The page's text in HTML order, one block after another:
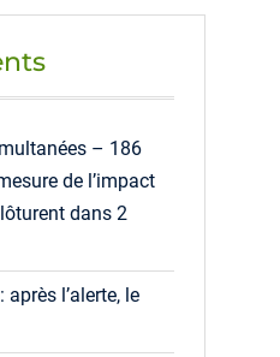
– 186
de l’impact
dans 2
après l’alerte, le